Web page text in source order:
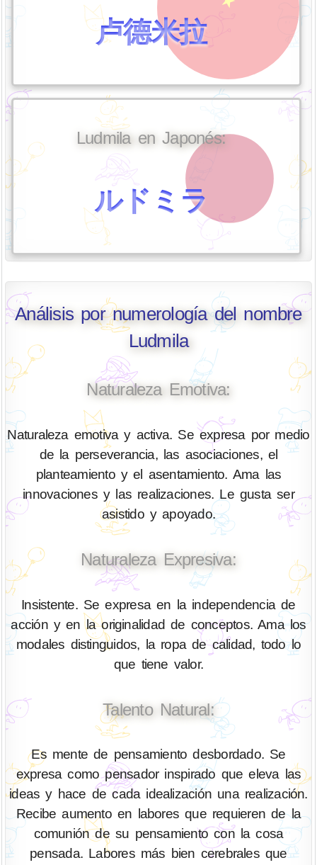
卢德米拉
Ludmila en Japonés:
ルドミラ
Análisis por numerología del nombre
Ludmila
Naturaleza Emotiva:
Naturaleza emotiva y activa. Se expresa por medio
de la perseverancia, las asociaciones, el
planteamiento y el asentamiento. Ama las
innovaciones y las realizaciones. Le gusta ser
asistido y apoyado.
Naturaleza Expresiva:
Insistente. Se expresa en la independencia de
acción y en la originalidad de conceptos. Ama los
modales distinguidos, la ropa de calidad, todo lo
que tiene valor.
Talento Natural:
Es mente de pensamiento desbordado. Se
expresa como pensador inspirado que eleva las
ideas y hace de cada idealización una realización.
Recibe aumento en labores que requieren de la
comunión de su pensamiento con la cosa
pensada. Labores más bien cerebrales que